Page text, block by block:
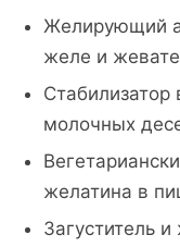
Желирующий
желе и
Стабилизатор
молочных
желатина в
Загуститель